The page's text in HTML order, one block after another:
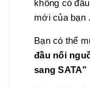
không có
mới của bạn .
Bạn có thể
đầu nối
sang SATA”